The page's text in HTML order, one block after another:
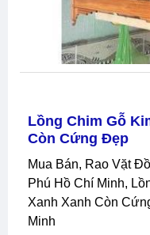
Lồng Chim Gỗ
Còn Cứng Đẹp
Mua Bán, Rao Vặt Đồ Dùng Cho Thú Cưng Cũ Tân
Phú Hồ Chí Minh,
Xanh Xanh Còn
Minh